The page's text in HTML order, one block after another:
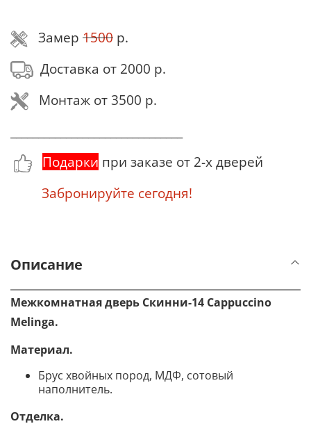
Замер 1500 р.
Доставка от 2000 р.
Монтаж от 3500 р.
Подарки при заказе от 2-х дверей
Забронируйте сегодня!
Описание
Межкомнатная дверь Скинни-14 Cappuccino
Melinga.
Материал.
Брус хвойных пород, МДФ, сотовый
наполнитель.
Отделка.